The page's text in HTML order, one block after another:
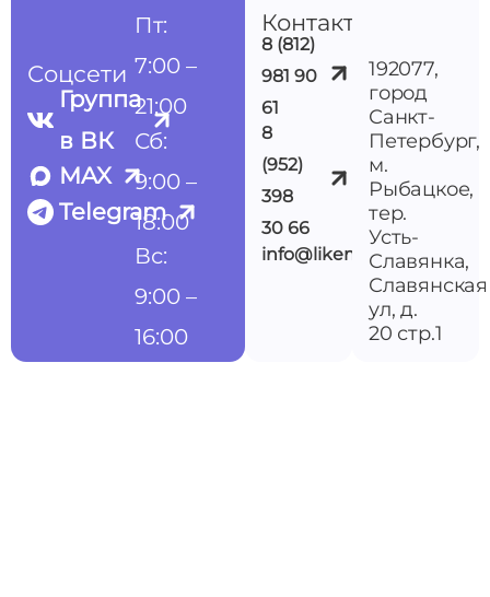
Контакты
8 (812)
981 90
61
8
(952)
398
30 66
info@likemedspb.ru
192077,
город
Санкт-
Петербург,
м.
Рыбацкое,
тер.
Усть-
Славянка,
Славянская
ул, д.
20 стр.1
Соцсети
Группа
в ВК
MAX
Telegram
Пт:
7:00 –
21:00
Сб:
9:00 –
18:00
Вс:
9:00 –
16:00